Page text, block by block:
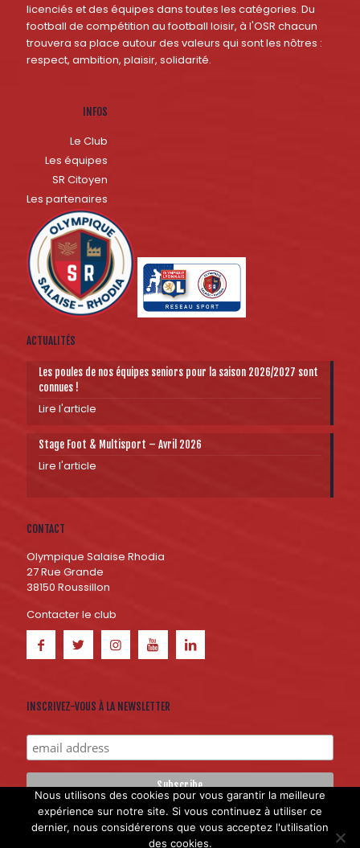
licenciés et des équipes dans toutes les catégories. Du
football de compétition au football loisir, à l'OSR chacun
trouvera sa place autour des valeurs qui sont les nôtres :
respect, ambition, plaisir, solidarité.
INFOS
Le Club
Les équipes
SR Citoyen
Les partenaires
ACTUALITÉS
Les poules de nos équipes seniors pour la saison 2026/2027 sont
connues !
Lire l'article
Stage Foot & Multisport – Avril 2026
Lire l'article
CONTACT
Olympique Salaise Rhodia
27 Rue Grande
38150 Roussillon
Contacter le club
INSCRIVEZ-VOUS À LA NEWSLETTER
Création du site internet : Hokana Communication et
Nous utilisons des cookies pour vous garantir la meilleure
expérience sur notre site. Si vous continuez à utiliser ce
dernier, nous considérerons que vous acceptez l'utilisation
des cookies.